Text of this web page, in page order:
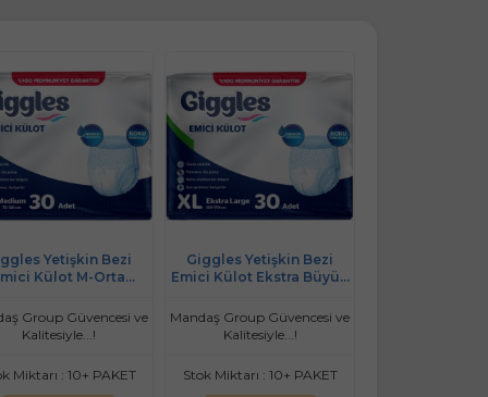
Yetişkin Bezi
Külot M-Orta
Group Güvencesi ve
Kalitesiyle...!
Miktarı : 10+ PAKET
Giggles Yetişkin Bezi
Emici Külot Ekstra Büyük
Mandaş Group Güvencesi ve
Kalitesiyle...!
Stok Miktarı : 10+ PAKET